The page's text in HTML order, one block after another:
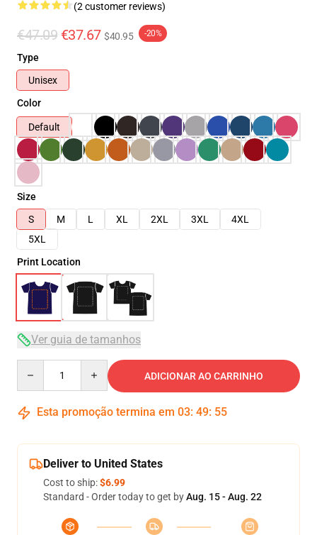
(2 customer reviews)
€47.09 €37.67 $40.95 -20%
Type
Unisex
Color
Default
Size
S
M L XL 2XL 3XL
4XL
5XL
Print Location
Ver guia de tamanhos
ADICIONAR AO CARRINHO
Esta promoção termina em 03: 49: 54
Deliver to United States
Cost to ship:$6.99
Standard - Order today to get byAug. 15 - Aug. 22